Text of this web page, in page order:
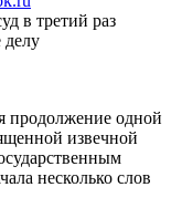
продолжение одной
извечной
несколько слов